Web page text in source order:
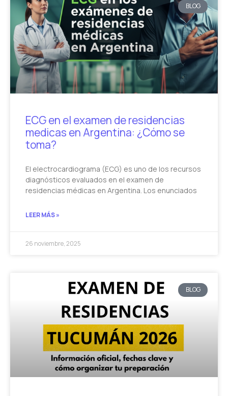
BLOG
ECG en el examen de residencias
medicas en Argentina: ¿Cómo se
toma?
El electrocardiograma (ECG) es uno de los recursos
diagnósticos evaluados en el examen de
residencias médicas en Argentina. Los enunciados
LEER MÁS »
26 noviembre, 2025
BLOG